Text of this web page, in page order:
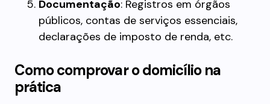
Documentação: Registros em órgãos
públicos, contas de serviços essenciais,
declarações de imposto de renda, etc.
Como comprovar o domicílio na
prática